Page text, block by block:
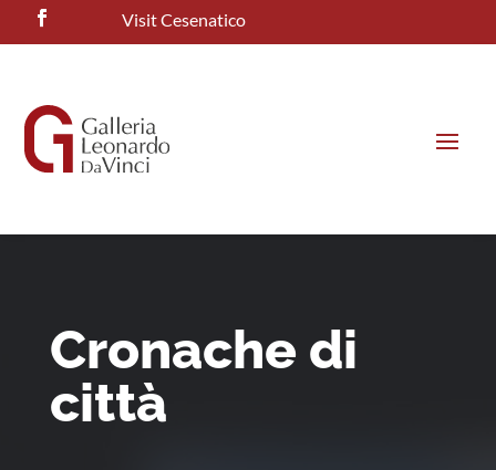
Visit Cesenatico
Cronache di
città